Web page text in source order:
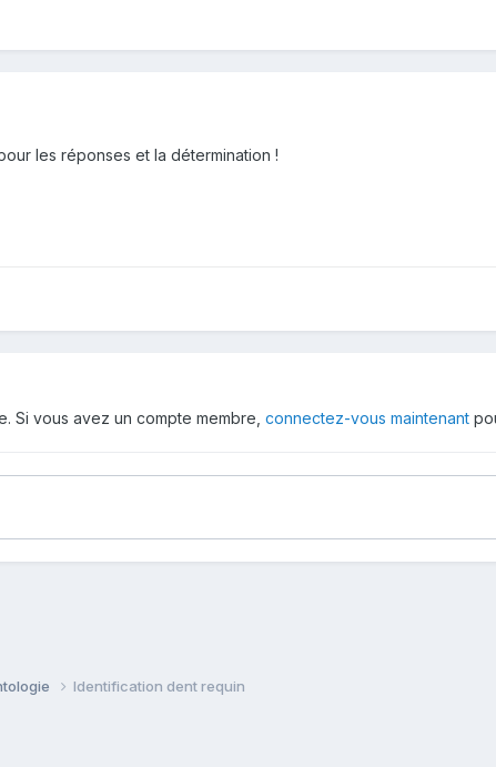
les réponses et la détermination !
Si vous avez un compte membre, connectez-vous maintenant
Identification dent requin